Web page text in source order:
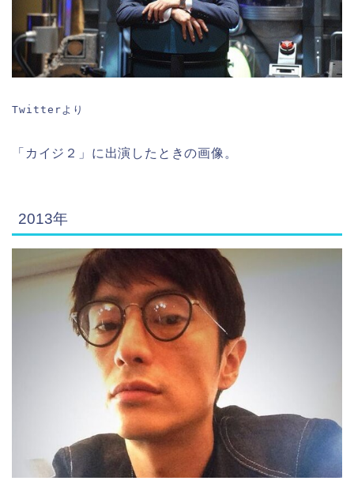
Twitterより
「カイジ２」に出演したときの画像。
2013年